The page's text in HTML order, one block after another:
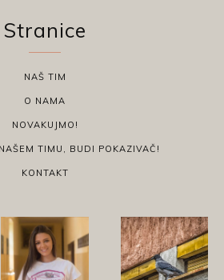
Stranice
NAŠ TIM
O NAMA
NOVAKUJMO!
TIMU, BUDI POKAZIVAČ!
KONTAKT